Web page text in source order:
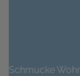
Schmucke